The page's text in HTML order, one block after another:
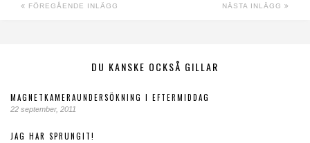
FÖREGÅENDE INLÄGG NÄSTA INLÄGG
DU KANSKE OCKSÅ GILLAR
MAGNETKAMERAUNDERSÖKNING I EFTERMIDDAG
22 september, 2011
JAG HAR SPRUNGIT!